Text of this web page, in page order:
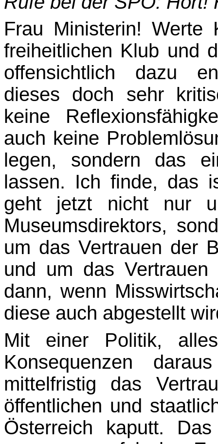
Frau Ministerin!
freiheitlichen Klub und
offensichtlich dazu
dieses doch sehr
keine
auch keine
legen, sondern das
lassen. Ich finde, das
geht jetzt nicht nur
Museumsdirektors,
um das Vertrauen der
und um das
dann, wenn
diese auch abgestellt
Mit einer Politik,
Konsequenzen
mittelfristig das
öffentlichen und
Österreich kaputt.